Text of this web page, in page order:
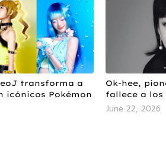
transforma a
icónicos Pokémon
Ok-hee,
fallece a los
June 22, 2026